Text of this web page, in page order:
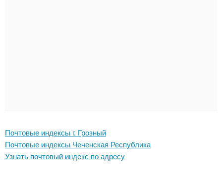
Почтовые индексы г. Грозный
Почтовые индексы Чеченская Республика
Узнать почтовый индекс по адресу